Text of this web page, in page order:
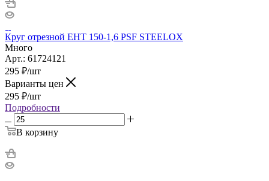
Круг отрезной ЕНТ 150-1,6 PSF STEELOX
Много
Арт.: 61724121
295 ₽/шт
Варианты цен
295 ₽/шт
Подробности
В корзину